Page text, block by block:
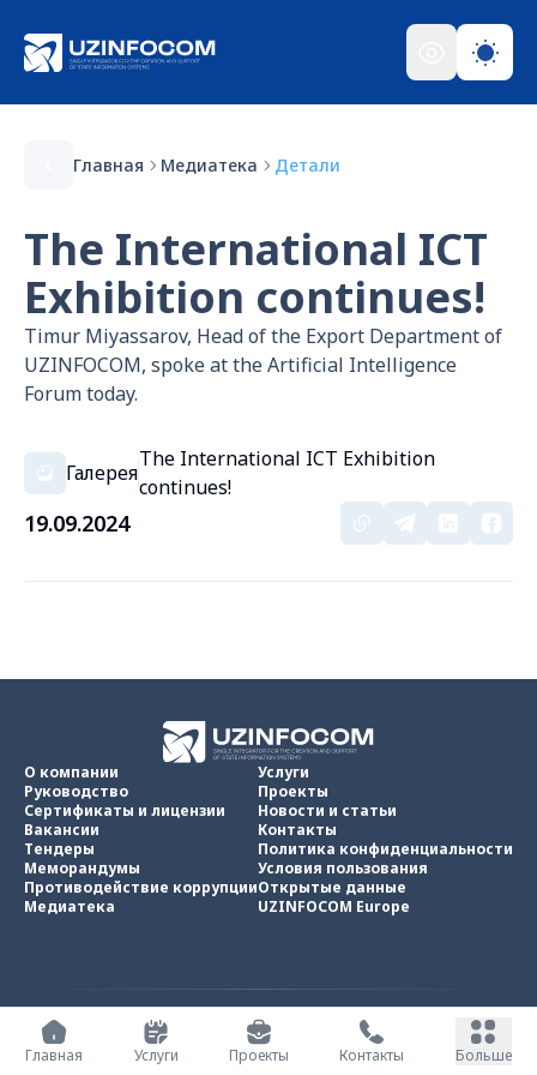
Главная Медиатека Детали
The International ICT
Exhibition continues!
Timur Miyassarov, Head of the Export Department of
UZINFOCOM, spoke at the Artificial Intelligence
Forum today.
Галерея
The International ICT Exhibition
continues!
19.09.2024
О компании
Руководство
Сертификаты и лицензии
Вакансии
Тендеры
Меморандумы
Противодействие коррупции
Медиатека
Услуги
Проекты
Новости и статьи
Контакты
Политика конфиденциальности
Условия пользования
Открытые данные
UZINFOCOM Europe
UZINFOCOM © 2002 - 2026
Все права защищены
Главная
Услуги Проекты Контакты Больше